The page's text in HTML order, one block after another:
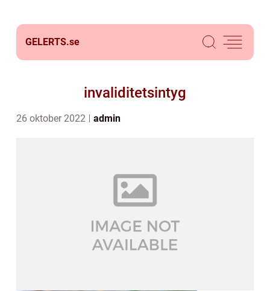
GELERTS.se
invaliditetsintyg
26 oktober 2022 admin